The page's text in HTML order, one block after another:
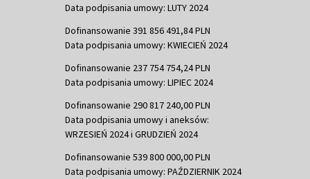
Data podpisania umowy: LUTY 2024
Dofinansowanie 391 856 491,84 PLN
Data podpisania umowy: KWIECIEŃ 2024
Dofinansowanie 237 754 754,24 PLN
Data podpisania umowy: LIPIEC 2024
Dofinansowanie 290 817 240,00 PLN
Data podpisania umowy i aneksów:
WRZESIEŃ 2024 i GRUDZIEŃ 2024
Dofinansowanie 539 800 000,00 PLN
Data podpisania umowy: PAŹDZIERNIK 2024